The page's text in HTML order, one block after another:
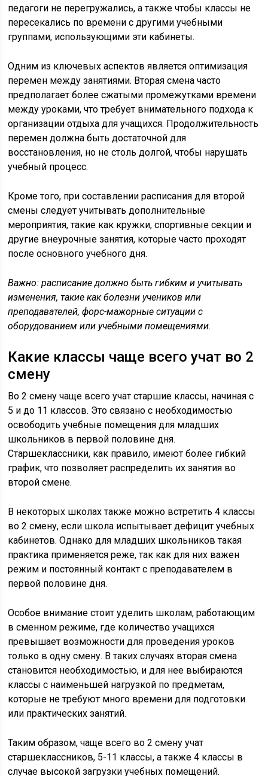
педагоги не перегружались, а также чтобы классы не
пересекались по времени с другими учебными
группами, использующими эти кабинеты.
Одним из ключевых аспектов является оптимизация
перемен между занятиями. Вторая смена часто
предполагает более сжатыми промежутками времени
между уроками, что требует внимательного подхода к
организации отдыха для учащихся. Продолжительность
перемен должна быть достаточной для
восстановления, но не столь долгой, чтобы нарушать
учебный процесс.
Кроме того, при составлении расписания для второй
смены следует учитывать дополнительные
мероприятия, такие как кружки, спортивные секции и
другие внеурочные занятия, которые часто проходят
после основного учебного дня.
Важно: расписание должно быть гибким и учитывать
изменения, такие как болезни учеников или
преподавателей, форс-мажорные ситуации с
оборудованием или учебными помещениями.
Какие классы чаще всего учат во 2
смену
Во 2 смену чаще всего учат старшие классы, начиная с
5 и до 11 классов. Это связано с необходимостью
освободить учебные помещения для младших
школьников в первой половине дня.
Старшеклассники, как правило, имеют более гибкий
график, что позволяет распределить их занятия во
второй смене.
В некоторых школах также можно встретить 4 классы
во 2 смену, если школа испытывает дефицит учебных
кабинетов. Однако для младших школьников такая
практика применяется реже, так как для них важен
режим и постоянный контакт с преподавателем в
первой половине дня.
Особое внимание стоит уделить школам, работающим
в сменном режиме, где количество учащихся
превышает возможности для проведения уроков
только в одну смену. В таких случаях вторая смена
становится необходимостью, и для нее выбираются
классы с наименьшей нагрузкой по предметам,
которые не требуют много времени для подготовки
или практических занятий.
Таким образом, чаще всего во 2 смену учат
старшеклассников, 5-11 классы, а также 4 классы в
случае высокой загрузки учебных помещений.